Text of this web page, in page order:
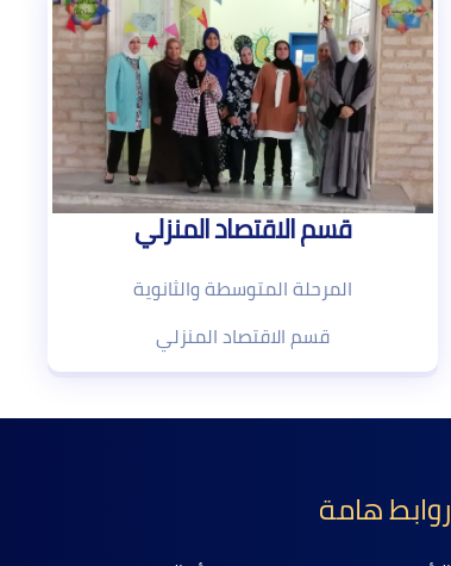
قسم الاقتصاد المنزلي
المرحلة المتوسطة والثانوية
قسم الاقتصاد المنزلي
روابط هامة